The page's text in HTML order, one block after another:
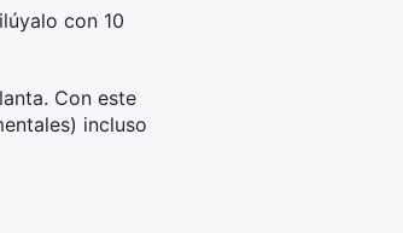
con 10
Con este
incluso